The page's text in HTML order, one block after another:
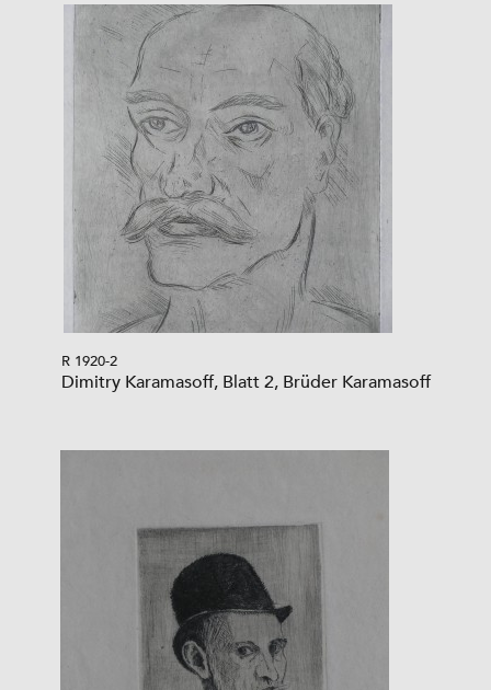
R 1920-2
Dimitry Karamasoff, Blatt 2, Brüder Karamasoff